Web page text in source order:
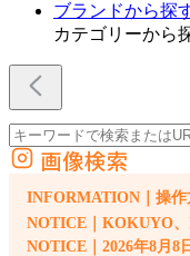
ブランドから探
カテゴリーから
外部サイトの商品をカートに
他のサイトで見つけた商品ページ
画像検索
INFORMATION｜操作
NOTICE｜KOKUYO、
NOTICE｜2026年8月8